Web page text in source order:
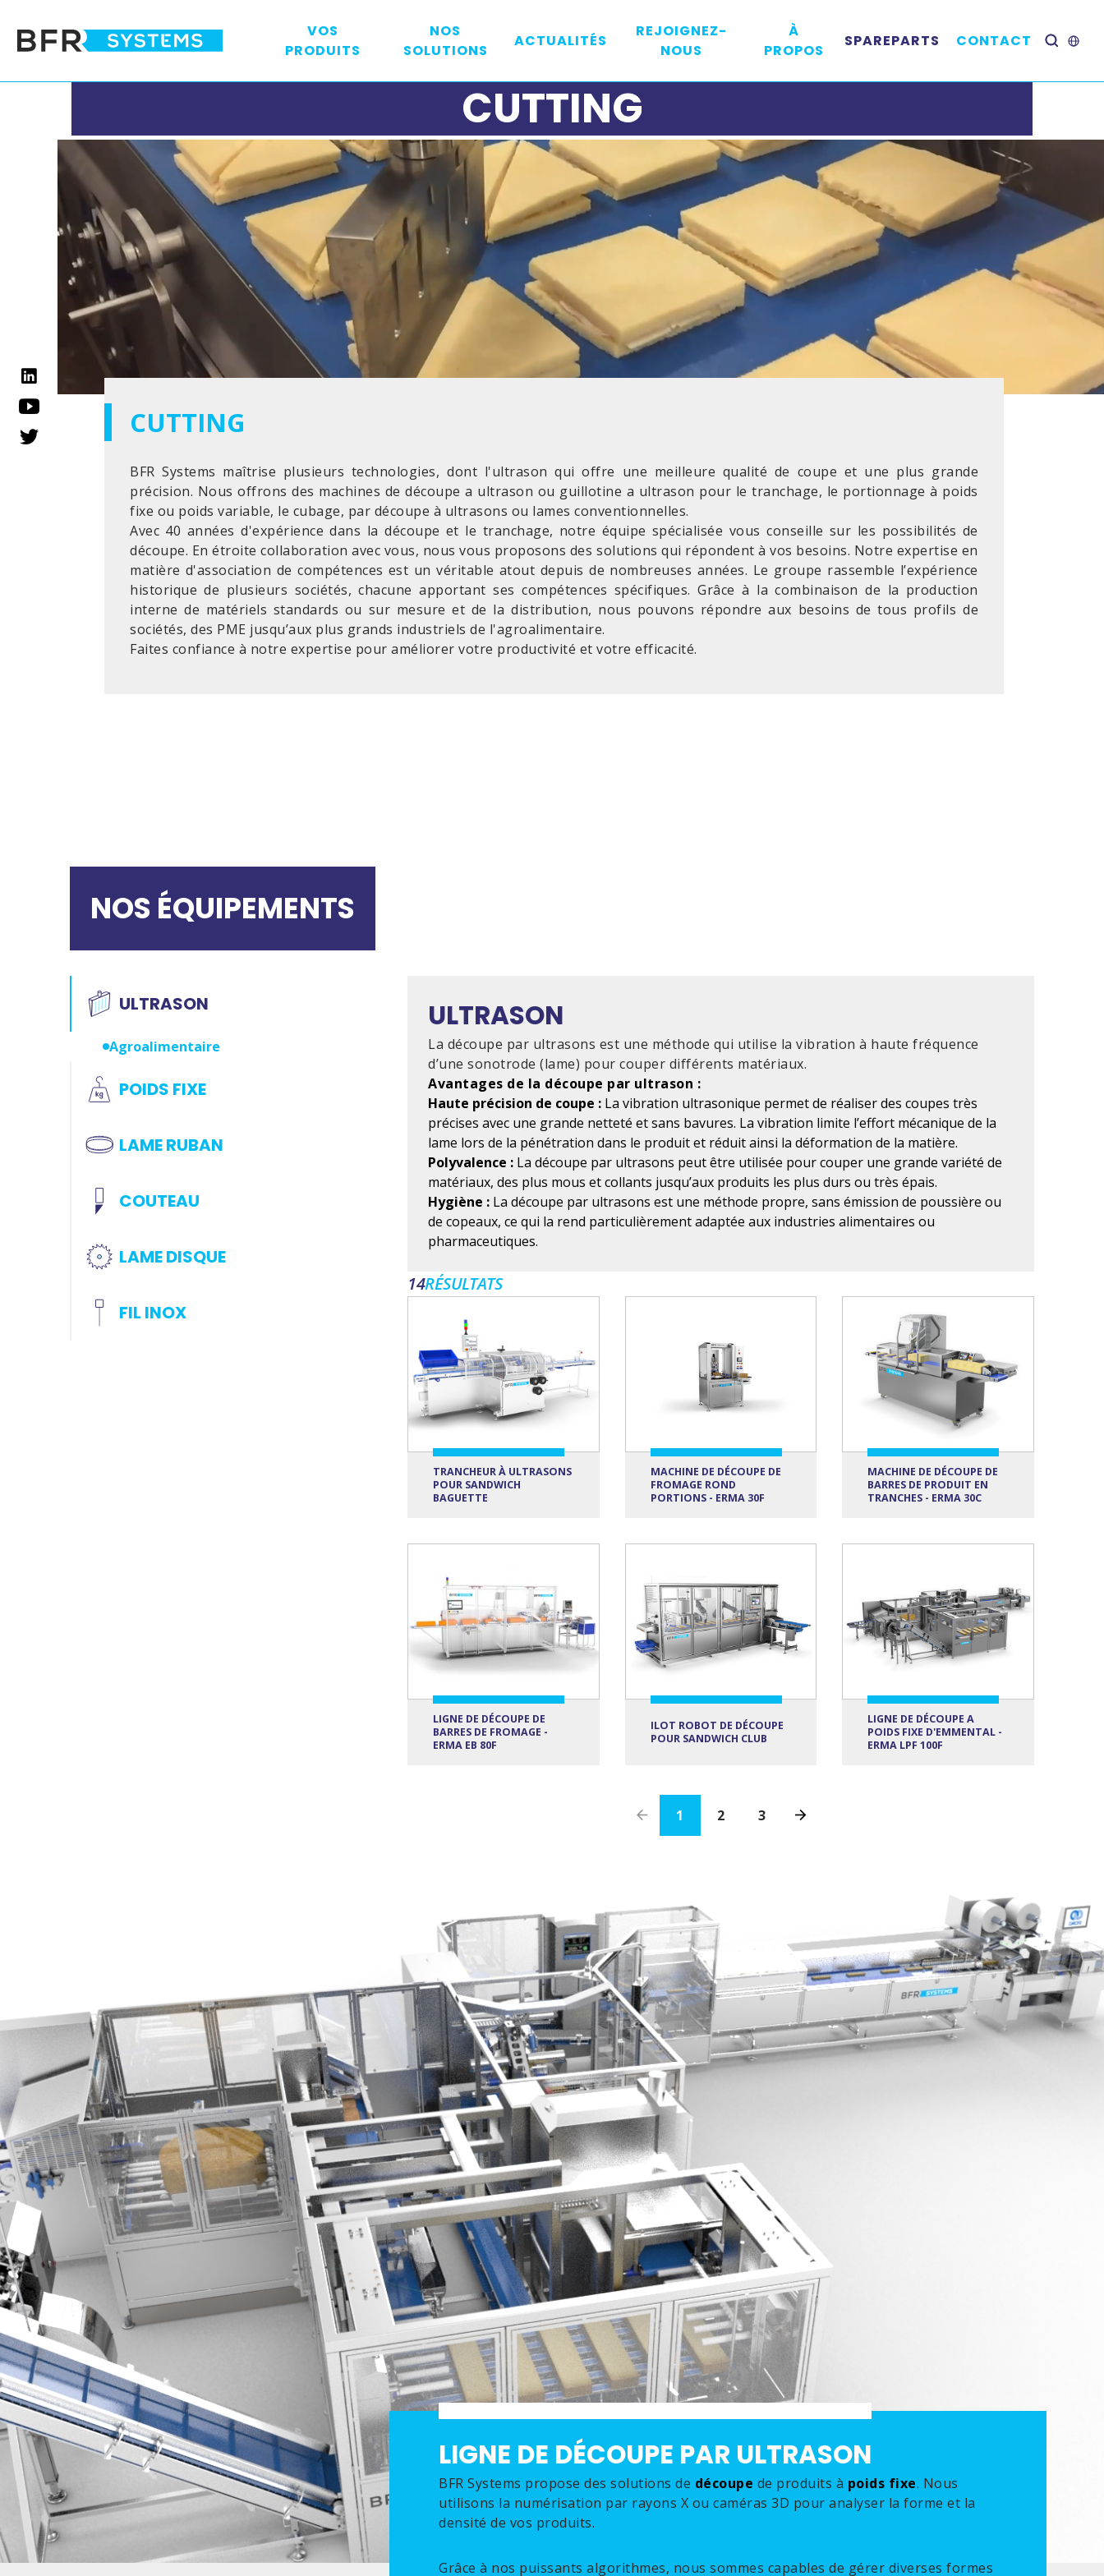
VOS
PRODUITS
NOS
SOLUTIONS
ACTUALITÉS
REJOIGNEZ-
NOUS
À
PROPOS
SPAREPARTS CONTACT
CUTTING
CUTTING
BFR Systems maîtrise plusieurs technologies, dont l'ultrason qui offre une meilleure qualité de coupe et une plus grande
précision. Nous offrons des machines de découpe a ultrason ou guillotine a ultrason pour le tranchage, le portionnage à poids
fixe ou poids variable, le cubage, par découpe à ultrasons ou lames conventionnelles.
Avec 40 années d'expérience dans la découpe et le tranchage, notre équipe spécialisée vous conseille sur les possibilités de
découpe. En étroite collaboration avec vous, nous vous proposons des solutions qui répondent à vos besoins. Notre expertise en
matière d'association de compétences est un véritable atout depuis de nombreuses années. Le groupe rassemble l’expérience
historique de plusieurs sociétés, chacune apportant ses compétences spécifiques. Grâce à la combinaison de la production
interne de matériels standards ou sur mesure et de la distribution, nous pouvons répondre aux besoins de tous profils de
sociétés, des PME jusqu’aux plus grands industriels de l'agroalimentaire.
Faites confiance à notre expertise pour améliorer votre productivité et votre efficacité.
NOS ÉQUIPEMENTS
ULTRASON
Agroalimentaire
POIDS FIXE
LAME RUBAN
COUTEAU
LAME DISQUE
FIL INOX
ULTRASON
La découpe par ultrasons est une méthode qui utilise la vibration à haute fréquence
d’une sonotrode (lame) pour couper différents matériaux.
Avantages de la découpe par ultrason :
Haute précision de coupe : La vibration ultrasonique permet de réaliser des coupes très
précises avec une grande netteté et sans bavures. La vibration limite l’effort mécanique de la
lame lors de la pénétration dans le produit et réduit ainsi la déformation de la matière.
Polyvalence : La découpe par ultrasons peut être utilisée pour couper une grande variété de
matériaux, des plus mous et collants jusqu’aux produits les plus durs ou très épais.
Hygiène : La découpe par ultrasons est une méthode propre, sans émission de poussière ou
de copeaux, ce qui la rend particulièrement adaptée aux industries alimentaires ou
pharmaceutiques.
14RÉSULTATS
TRANCHEUR À ULTRASONS
POUR SANDWICH
BAGUETTE
MACHINE DE DÉCOUPE DE
FROMAGE ROND
PORTIONS - ERMA 30F
MACHINE DE DÉCOUPE DE
BARRES DE PRODUIT EN
TRANCHES - ERMA 30C
LIGNE DE DÉCOUPE DE
BARRES DE FROMAGE -
ERMA EB 80F
ILOT ROBOT DE DÉCOUPE
POUR SANDWICH CLUB
LIGNE DE DÉCOUPE A
POIDS FIXE D'EMMENTAL -
ERMA LPF 100F
1 2 3
LIGNE DE DÉCOUPE PAR ULTRASON
BFR Systems propose des solutions de découpe de produits à poids fixe. Nous
utilisons la numérisation par rayons X ou caméras 3D pour analyser la forme et la
densité de vos produits.
Grâce à nos puissants algorithmes, nous sommes capables de gérer diverses formes